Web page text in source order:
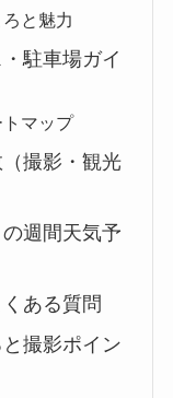
と魅力
駐車場ガイ
マップ
撮影・観光
週間天気予
ある質問
撮影ポイン